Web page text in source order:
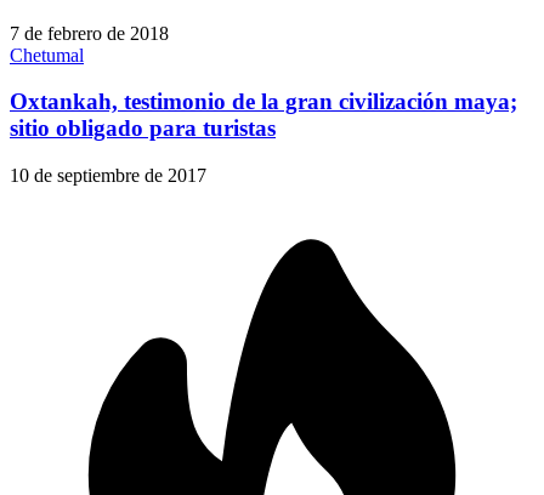
7 de febrero de 2018
Chetumal
Oxtankah, testimonio de la gran civilización maya;
sitio obligado para turistas
10 de septiembre de 2017